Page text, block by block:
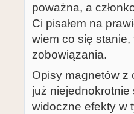
poważna, a
Ci pisałem na
wiem co się
zobowiązania.
Opisy magnetów z
już niejednokrotnie
widoczne efekty w